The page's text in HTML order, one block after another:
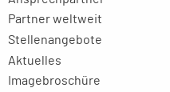
Partner weltweit
Stellenangebote
Aktuelles
Imagebroschüre